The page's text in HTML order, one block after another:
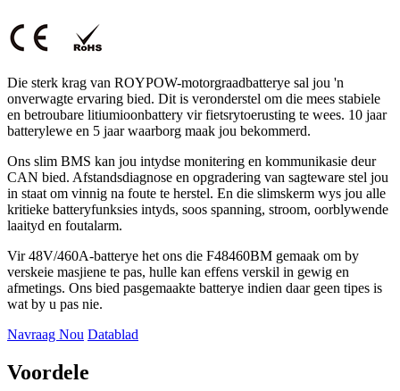
Die sterk krag van ROYPOW-motorgraadbatterye sal jou 'n
onverwagte ervaring bied. Dit is veronderstel om die mees stabiele
en betroubare litiumioonbattery vir fietsrytoerusting te wees. 10 jaar
batterylewe en 5 jaar waarborg maak jou bekommerd.
Ons slim BMS kan jou intydse monitering en kommunikasie deur
CAN bied. Afstandsdiagnose en opgradering van sagteware stel jou
in staat om vinnig na foute te herstel. En die slimskerm wys jou alle
kritieke batteryfunksies intyds, soos spanning, stroom, oorblywende
laaityd en foutalarm.
Vir 48V/460A-batterye het ons die F48460BM gemaak om by
verskeie masjiene te pas, hulle kan effens verskil in gewig en
afmetings. Ons bied pasgemaakte batterye indien daar geen tipes is
wat by u pas nie.
Navraag Nou Datablad
Voordele